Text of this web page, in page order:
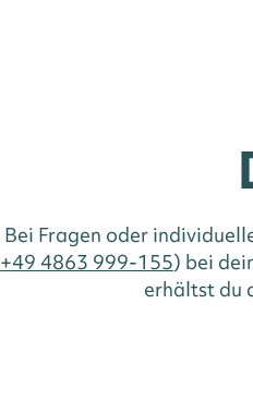
Bei Fragen oder
+49 4863 999-155) bei
erhältst du